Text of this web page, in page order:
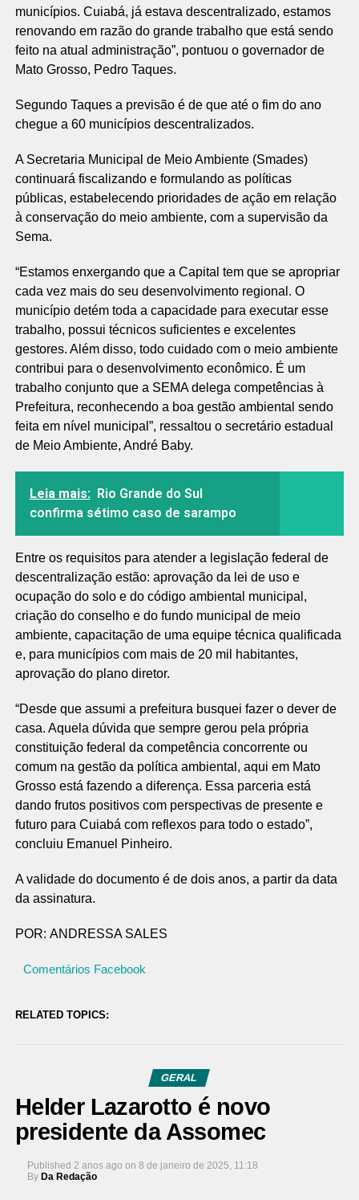
municípios. Cuiabá, já estava descentralizado, estamos
renovando em razão do grande trabalho que está sendo
feito na atual administração”, pontuou o governador de
Mato Grosso, Pedro Taques.
Segundo Taques a previsão é de que até o fim do ano
chegue a 60 municípios descentralizados.
A Secretaria Municipal de Meio Ambiente (Smades)
continuará fiscalizando e formulando as políticas
públicas, estabelecendo prioridades de ação em relação
à conservação do meio ambiente, com a supervisão da
Sema.
“Estamos enxergando que a Capital tem que se apropriar
cada vez mais do seu desenvolvimento regional. O
município detém toda a capacidade para executar esse
trabalho, possui técnicos suficientes e excelentes
gestores. Além disso, todo cuidado com o meio ambiente
contribui para o desenvolvimento econômico. É um
trabalho conjunto que a SEMA delega competências à
Prefeitura, reconhecendo a boa gestão ambiental sendo
feita em nível municipal”, ressaltou o secretário estadual
de Meio Ambiente, André Baby.
Leia mais: Rio Grande do Sul
confirma sétimo caso de sarampo
Entre os requisitos para atender a legislação federal de
descentralização estão: aprovação da lei de uso e
ocupação do solo e do código ambiental municipal,
criação do conselho e do fundo municipal de meio
ambiente, capacitação de uma equipe técnica qualificada
e, para municípios com mais de 20 mil habitantes,
aprovação do plano diretor.
“Desde que assumi a prefeitura busquei fazer o dever de
casa. Aquela dúvida que sempre gerou pela própria
constituição federal da competência concorrente ou
comum na gestão da política ambiental, aqui em Mato
Grosso está fazendo a diferença. Essa parceria está
dando frutos positivos com perspectivas de presente e
futuro para Cuiabá com reflexos para todo o estado”,
concluiu Emanuel Pinheiro.
A validade do documento é de dois anos, a partir da data
da assinatura.
POR: ANDRESSA SALES
Comentários Facebook
RELATED TOPICS:
GERAL
Helder Lazarotto é novo
presidente da Assomec
Published 2 anos ago on 8 de janeiro de 2025, 11:18
By Da Redação